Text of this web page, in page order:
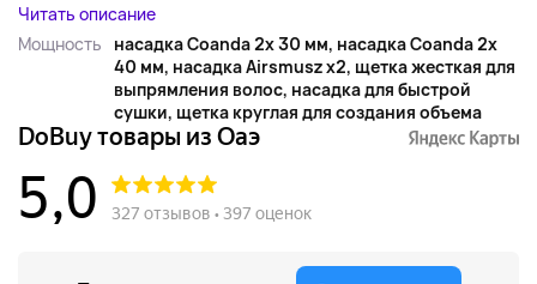
Читать описание
Мощность
насадка Coanda 2x 30 мм, насадка Coanda 2x
40 мм, насадка Airsmusz x2, щетка жесткая для
выпрямления волос, насадка для быстрой
сушки, щетка круглая для создания объема